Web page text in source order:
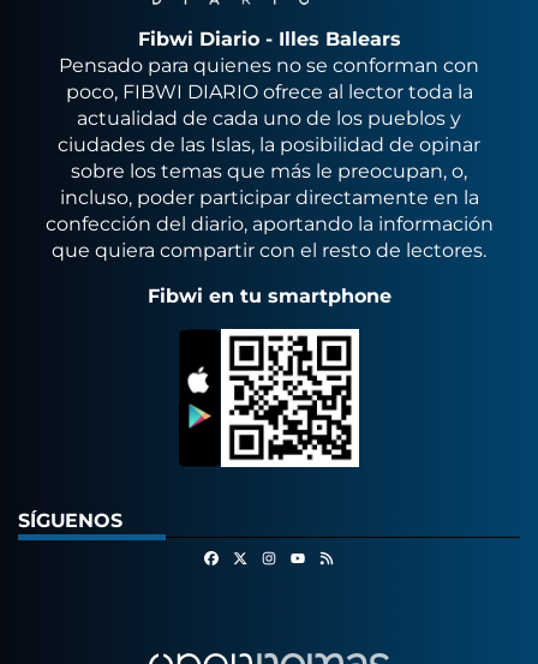
Fibwi Diario - Illes Balears
Pensado para quienes no se conforman con
poco, FIBWI DIARIO ofrece al lector toda la
actualidad de cada uno de los pueblos y
ciudades de las Islas, la posibilidad de opinar
sobre los temas que más le preocupan, o,
incluso, poder participar directamente en la
confección del diario, aportando la información
que quiera compartir con el resto de lectores.
Fibwi en tu smartphone
SÍGUENOS
FacebookInstagram